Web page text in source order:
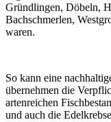
Gründlingen, Döbeln,
Bachschmerlen,
waren.
So kann eine
übernehmen die
artenreichen
und auch die